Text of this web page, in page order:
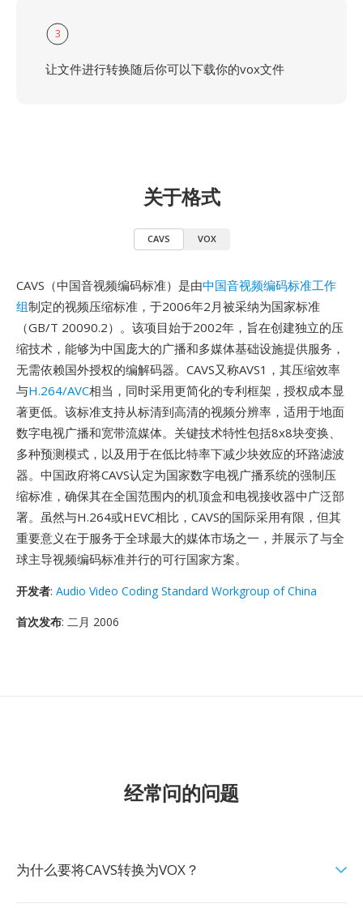
3
让文件进行转换随后你可以下载你的vox文件
关于格式
CAVS VOX
CAVS（中国音视频编码标准）是由中国音视频编码标准工作
组制定的视频压缩标准，于2006年2月被采纳为国家标准
（GB/T 20090.2）。该项目始于2002年，旨在创建独立的压
缩技术，能够为中国庞大的广播和多媒体基础设施提供服务，
无需依赖国外授权的编解码器。CAVS又称AVS1，其压缩效率
与H.264/AVC相当，同时采用更简化的专利框架，授权成本显
著更低。该标准支持从标清到高清的视频分辨率，适用于地面
数字电视广播和宽带流媒体。关键技术特性包括8x8块变换、
多种预测模式，以及用于在低比特率下减少块效应的环路滤波
器。中国政府将CAVS认定为国家数字电视广播系统的强制压
缩标准，确保其在全国范围内的机顶盒和电视接收器中广泛部
署。虽然与H.264或HEVC相比，CAVS的国际采用有限，但其
重要意义在于服务于全球最大的媒体市场之一，并展示了与全
球主导视频编码标准并行的可行国家方案。
开发者: Audio Video Coding Standard Workgroup of China
首次发布: 二月 2006
经常问的问题
为什么要将CAVS转换为VOX？